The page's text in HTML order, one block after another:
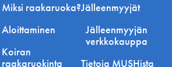
Miksi raakaruoka?
Aloittaminen
Koiran
raakaruokinta
Jälleenmyyjät
Jälleenmyyjän
verkkokauppa
Tietoja MUSHista